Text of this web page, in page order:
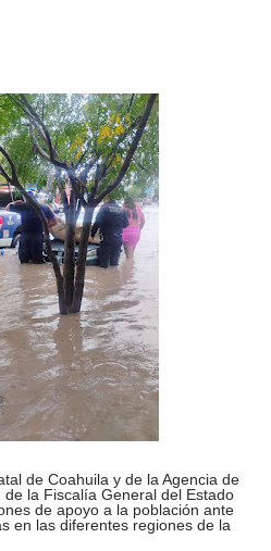
de Coahuila y de la Agencia de
la Fiscalía General del Estado
de apoyo a la población ante
en las diferentes regiones de la